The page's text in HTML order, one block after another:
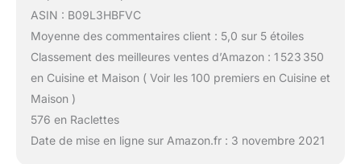
ASIN : B09L3HBFVC
Moyenne des commentaires client : 5,0 sur 5 étoiles
Classement des meilleures ventes d’Amazon : 1 523 350
en Cuisine et Maison ( Voir les 100 premiers en Cuisine et
Maison )
576 en Raclettes
Date de mise en ligne sur Amazon.fr : 3 novembre 2021